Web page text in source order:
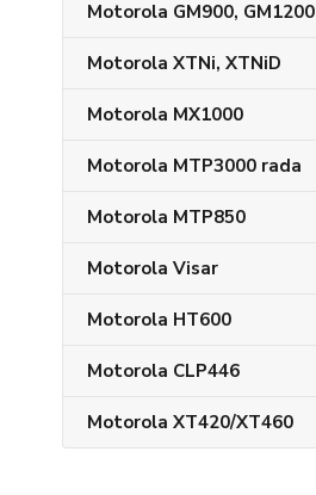
Motorola GM900, GM1200
Motorola XTNi, XTNiD
Motorola MX1000
Motorola MTP3000 rada
Motorola MTP850
Motorola Visar
Motorola HT600
Motorola CLP446
Motorola XT420/XT460